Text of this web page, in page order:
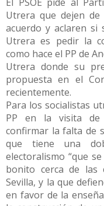
Utrera que dejen
acuerdo y aclaren si
Utrera es pedir la
como hace el PP de
Utrera donde su
propuesta en el
recientemente.
Para los socialistas
PP en la visita de
confirmar la falta de
que tiene una
electoralismo “que
bonito cerca de las
Sevilla, y la que
en favor de la